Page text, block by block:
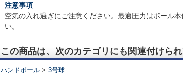
注意事項
空気の入れ過ぎにご注意ください。最適圧力はボール
い。
この商品は、次のカテゴリにも関連付けられ
ハンドボール > 3号球